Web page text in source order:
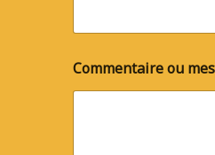
Commentaire ou